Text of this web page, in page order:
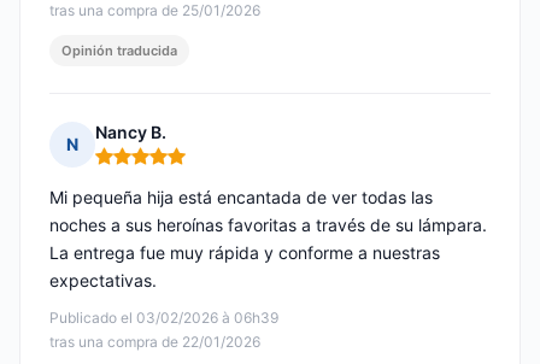
tras una compra de 25/01/2026
Opinión traducida
N
Nancy B.
Nota: 5 de 5
Publicado el 03/02/2026 à 06h39
tras una compra de 22/01/2026
Mi pequeña hija está encantada de ver todas las
noches a sus heroínas favoritas a través de su lámpara.
La entrega fue muy rápida y conforme a nuestras
expectativas.